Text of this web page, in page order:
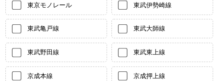
東京モノレール 東武伊勢崎線
東武亀戸線 東武大師線
東武野田線 東武東上線
京成本線 京成押上線